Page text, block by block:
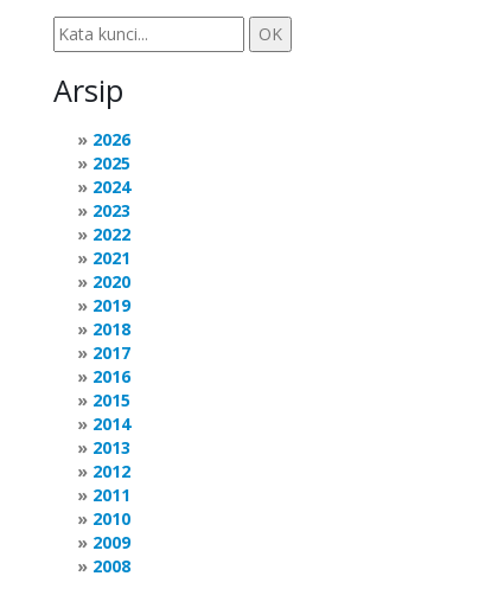
Arsip
2026
2025
2024
2023
2022
2021
2020
2019
2018
2017
2016
2015
2014
2013
2012
2011
2010
2009
2008